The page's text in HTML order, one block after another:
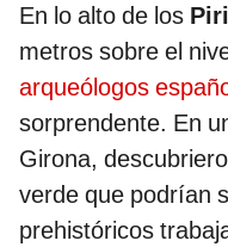
En lo alto de los
metros sobre el
arqueólogos
sorprendente. En
Girona,
verde que podrían
prehistóricos